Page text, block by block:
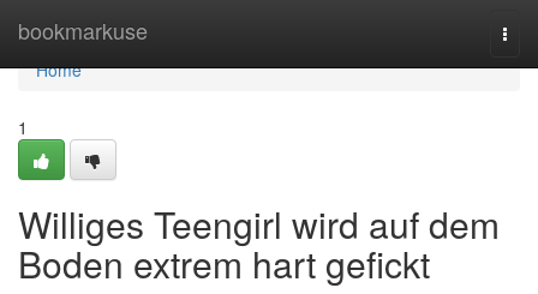
bookmarkuse
Home
Home
1
Williges Teengirl wird auf dem
Boden extrem hart gefickt